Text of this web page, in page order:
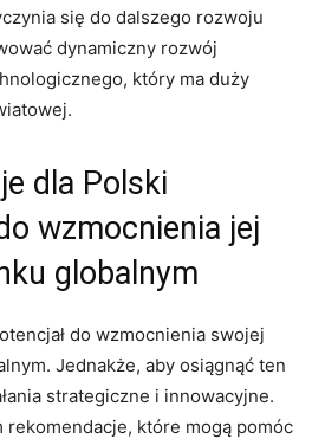
się⁢ do dalszego rozwoju
dynamiczny rozwój
który ma duży
dla⁤ Polski
wzmocnienia jej
globalnym
do wzmocnienia swojej
Jednakże, aby osiągnąć ten
strategiczne i innowacyjne.
rekomendacje, które mogą pomóc